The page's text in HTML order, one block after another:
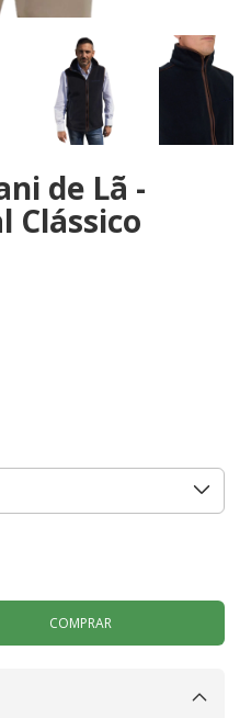
de Lã -
Clássico